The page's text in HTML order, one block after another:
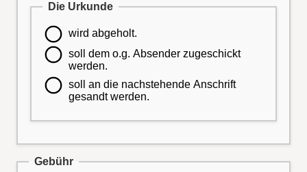
Die Urkunde
wird abgeholt.
soll dem o.g. Absender zugeschickt
werden.
soll an die nachstehende Anschrift
gesandt werden.
Gebühr